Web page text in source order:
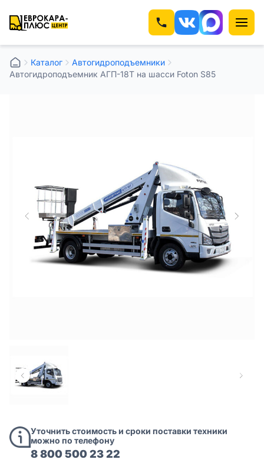
Каталог
Автогидроподъемники
Автогидроподъемник АГП-18Т на шасси Foton S85
Уточнить стоимость и сроки поставки техники
можно по телефону
8 800 500 23 22